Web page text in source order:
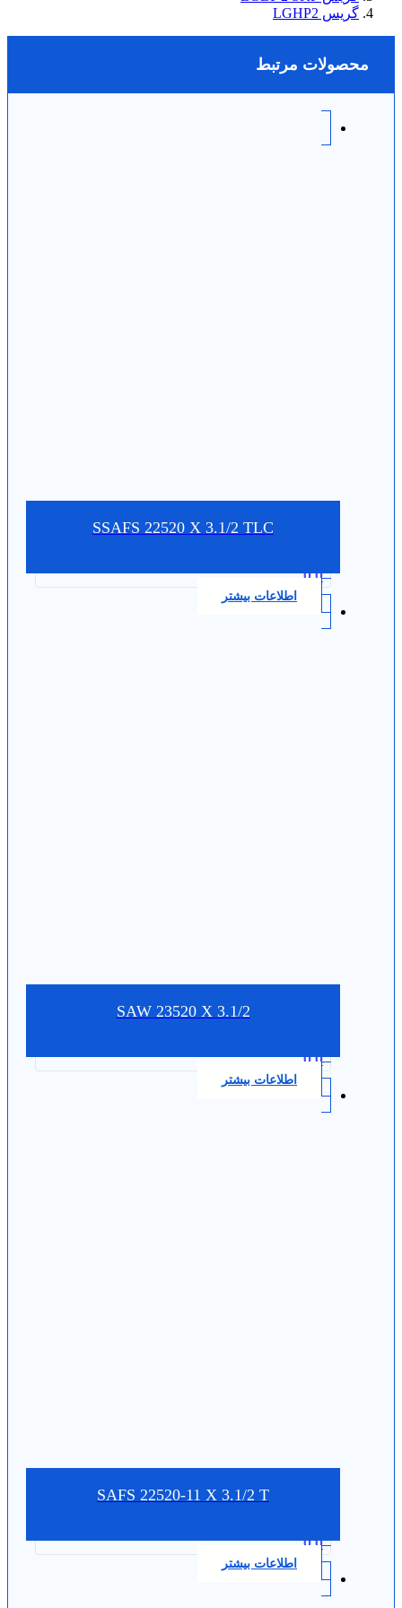
گریس LGHP2
محصولات مرتبط
SSAFS 22520 X 3.1/2 TLC
0.0
اطلاعات بیشتر
SAW 23520 X 3.1/2
0.0
اطلاعات بیشتر
SAFS 22520-11 X 3.1/2 T
0.0
اطلاعات بیشتر